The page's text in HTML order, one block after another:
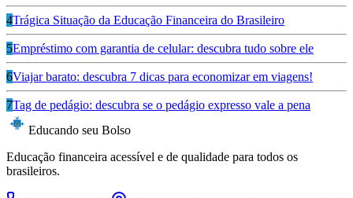
4Trágica Situação da Educação Financeira do Brasileiro
5Empréstimo com garantia de celular: descubra tudo sobre ele
6Viajar barato: descubra 7 dicas para economizar em viagens!
7Tag de pedágio: descubra se o pedágio expresso vale a pena
Educando seu Bolso
Educação financeira acessível e de qualidade para todos os
brasileiros.